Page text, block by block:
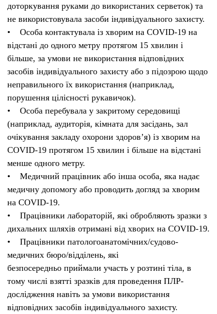
доторкування руками до використаних серветок) та
не використовувала засоби індивідуального захисту.
• Особа контактувала із хворим на COVID-19 на
відстані до одного метру протягом 15 хвилин і
більше, за умови не використання відповідних
засобів індивідуального захисту або з підозрою щодо
неправильного їх використання (наприклад,
порушення цілісності рукавичок).
• Особа перебувала у закритому середовищі
(наприклад, аудиторія, кімната для засідань, зал
очікування закладу охорони здоров’я) із хворим на
COVID-19 протягом 15 хвилин і більше на відстані
менше одного метру.
• Медичний працівник або інша особа, яка надає
медичну допомогу або проводить догляд за хворим
на COVID-19.
• Працівники лабораторій, які обробляють зразки з
дихальних шляхів отримані від хворих на COVID-19.
• Працівники патологоанатомічних/судово-
медичних бюро/відділень, які
безпосередньо приймали участь у розтині тіла, в
тому числі взятті зразків для проведення ПЛР-
дослідження навіть за умови використання
відповідних засобів індивідуального захисту.